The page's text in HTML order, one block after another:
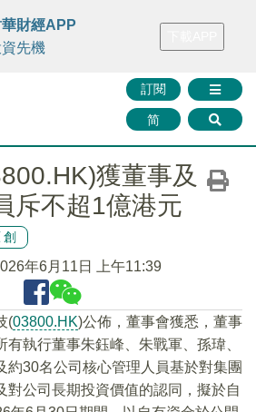
FINMETA 財華證券 媒體矩陣
訂閱
简
財經APP
先機
獲董事及
斥不超1億港元
年6月11日 上午11:39
(03800.HK)公佈，董事會獲悉，董事
執行董事朱鈺峰、朱戰軍、孫瑋、
約30名公司核心管理人員基於對集團
對公司長期投資價值的認同，擬於自